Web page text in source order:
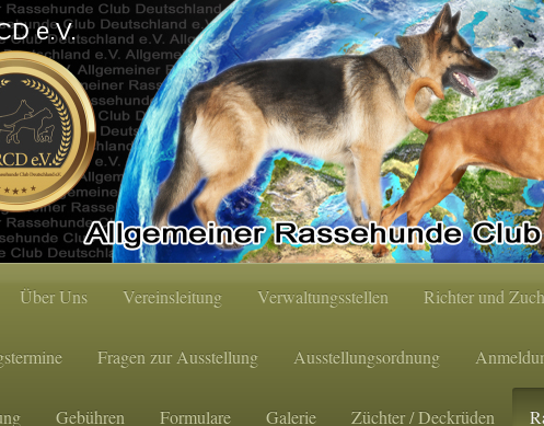
e.V.
Über Uns Vereinsleitung Verwaltungsstellen Richter und
Fragen zur Ausstellung Ausstellungsordnung
Gebühren Formulare Galerie Züchter / Deckrüden